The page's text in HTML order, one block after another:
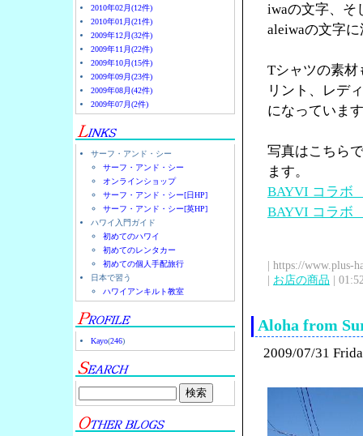
2010年02月(12件)
2010年01月(21件)
2009年12月(32件)
2009年11月(22件)
2009年10月(15件)
2009年09月(23件)
2009年08月(42件)
2009年07月(2件)
サーフ・アンド・シー
サーフ・アンド・シー
オンラインショップ
サーフ・アンド・シー[日HP]
サーフ・アンド・シー[英HP]
ハワイ入門ガイド
初めてのハワイ
初めてのレンタカー
初めての個人手配旅行
日本で習う
ハワイアンキルト教室
Kayo(246)
iwaの文字、
aleiwaの文字
Tシャツの素材
リント、レデ
になっていま
写真はこちら
ます。
BAYVI コラ
BAYVI コラボ
| https://www.plus-
| お店の商品 |
Aloha from
2009/07/31